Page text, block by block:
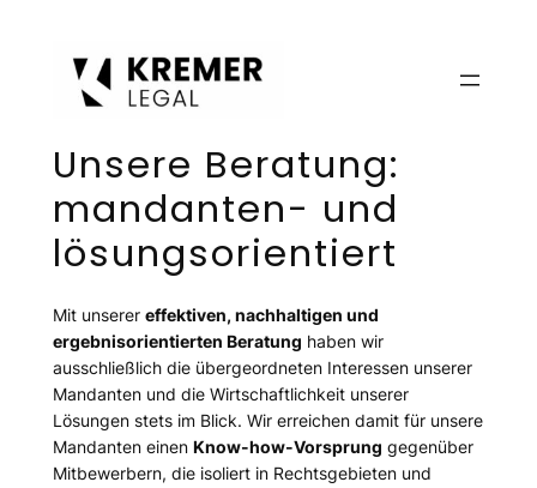
Unsere Beratung:
mandanten- und
lösungsorientiert
Mit unserer effektiven, nachhaltigen und
ergebnisorientierten Beratung haben wir
ausschließlich die übergeordneten Interessen unserer
Mandanten und die Wirtschaftlichkeit unserer
Lösungen stets im Blick. Wir erreichen damit für unsere
Mandanten einen Know-how-Vorsprung gegenüber
Mitbewerbern, die isoliert in Rechtsgebieten und